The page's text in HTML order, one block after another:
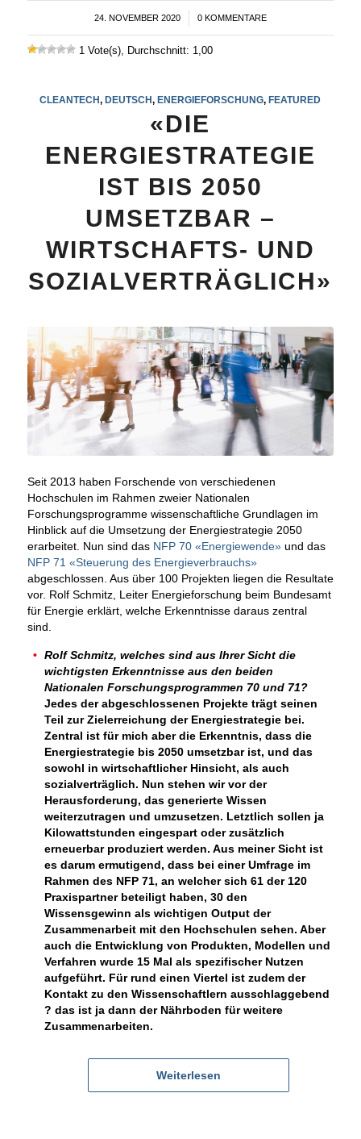
24. NOVEMBER 2020
/ 0 KOMMENTARE
1 Vote(s), Durchschnitt: 1,00
CLEANTECH,DEUTSCH,ENERGIEFORSCHUNG,FEATURED
«DIE
ENERGIESTRATEGIE
IST BIS 2050
UMSETZBAR –
WIRTSCHAFTS- UND
SOZIALVERTRÄGLICH»
Seit 2013 haben Forschende von verschiedenen
Hochschulen im Rahmen zweier Nationalen
Forschungsprogramme wissenschaftliche Grundlagen im
Hinblick auf die Umsetzung der Energiestrategie 2050
erarbeitet. Nun sind das NFP 70 «Energiewende»und das
NFP 71 «Steuerung des Energieverbrauchs»
abgeschlossen. Aus über 100 Projekten liegen die Resultate
vor. Rolf Schmitz, Leiter Energieforschung beim Bundesamt
für Energie erklärt, welche Erkenntnisse daraus zentral
sind.
Rolf Schmitz, welches sind aus Ihrer Sicht die
wichtigsten Erkenntnisse aus den beiden
Nationalen Forschungsprogrammen 70 und 71?
Jedes der abgeschlossenen Projekte trägt seinen
Teil zur Zielerreichung der Energiestrategie bei.
Zentral ist für mich aber die Erkenntnis, dass die
Energiestrategie bis 2050 umsetzbar ist, und das
sowohl in wirtschaftlicher Hinsicht, als auch
sozialverträglich. Nun stehen wir vor der
Herausforderung, das generierte Wissen
weiterzutragen und umzusetzen. Letztlich sollen ja
Kilowattstunden eingespart oder zusätzlich
erneuerbar produziert werden. Aus meiner Sicht ist
es darum ermutigend, dass bei einer Umfrage im
Rahmen des NFP 71, an welcher sich 61 der 120
Praxispartner beteiligt haben, 30 den
Wissensgewinn als wichtigen Output der
Zusammenarbeit mit den Hochschulen sehen. Aber
auch die Entwicklung von Produkten, Modellen und
Verfahren wurde 15 Mal als spezifischer Nutzen
aufgeführt. Für rund einen Viertel ist zudem der
Kontakt zu den Wissenschaftlern ausschlaggebend
? das ist ja dann der Nährboden für weitere
Zusammenarbeiten.
Weiterlesen